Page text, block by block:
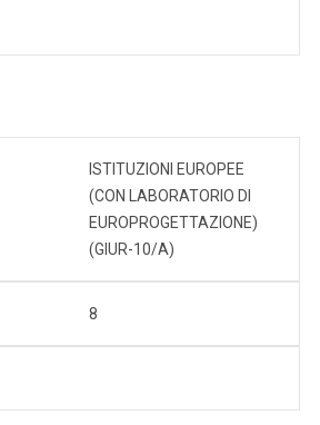
ISTITUZIONI EUROPEE
(CON LABORATORIO DI
EUROPROGETTAZIONE)
(GIUR-10/A)
8